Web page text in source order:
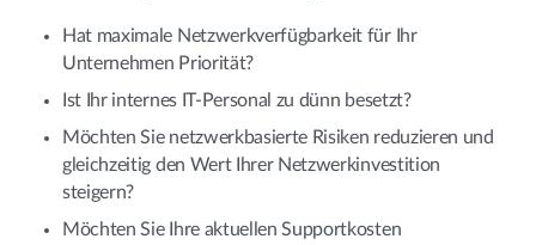
Hat maximale Netzwerkverfügbarkeit für Ihr
Unternehmen Priorität?
Ist Ihr internes IT-Personal zu dünn besetzt?
Möchten Sie netzwerkbasierte Risiken reduzieren und
gleichzeitig den Wert Ihrer Netzwerkinvestition
steigern?
Möchten Sie Ihre aktuellen Supportkosten